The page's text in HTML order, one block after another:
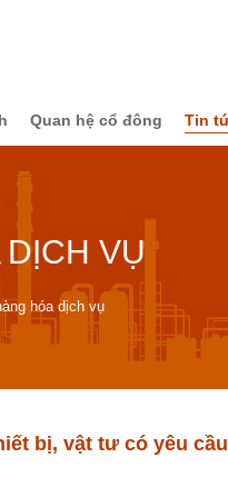
Quan hệ cổ đông Tin
DỊCH VỤ
hóa dịch vụ
bị, vật tư có yêu